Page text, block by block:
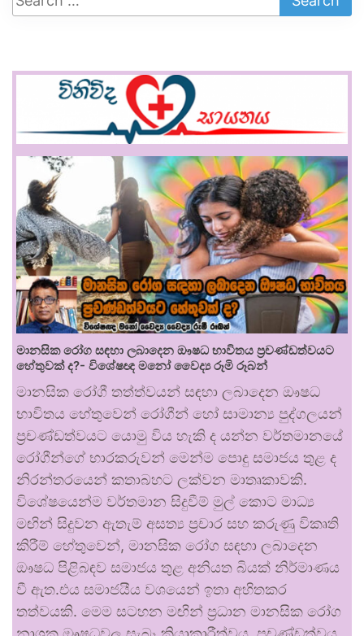
මානසික රෝග සඳහා ලබාදෙන ඖෂධ භාවිතය ප්‍රචණ්ඩත්වයට
හේතුවක් ද?- විශේෂඥ මනෝ වෛද්‍ය රූමි රූබන්
මානසික රෝගී තත්ත්වයන් සඳහා ලබාදෙන ඖෂධ
භාවිතය හේතුවෙන් රෝගීන් හෝ සාමාන්‍ය පුද්ගලයන්
ප්‍රචණ්ඩත්වයට යොමු විය හැකි ද යන්න වර්තමානයේ
රෝගීන්ගේ භාරකරුවන් මෙන්ම පොදු සමාජය තුළ ද
නිරන්තරයෙන් කතාබහට ලක්වන මාතෘකාවකි.
විශේෂයෙන්ම වර්තමාන සිදුවීම් මුල් කොට මාධ්‍ය
මඟින් සිදුවන ඇතැම් අසත්‍ය ප්‍රචාර සහ කරුණු විකෘති
කිරීම් හේතුවෙන්, මානසික රෝග සඳහා ලබාදෙන
ඖෂධ පිළිබඳව සමාජය තුළ අනියත බියක් නිර්මාණය
වී ඇත.එය සමාජයීය වශයෙන් ඉතා අහිතකර
තත්වයකි. මෙම සටහන මඟින් ප්‍රධාන මානසික රෝග